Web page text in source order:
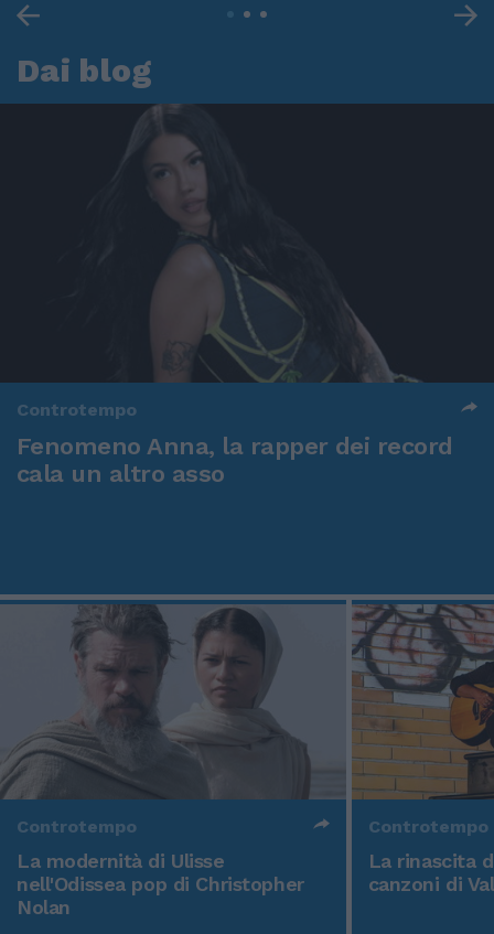
Dai blog
Controtempo
Fenomeno Anna, la rapper dei record
cala un altro asso
Controtempo
La modernità di Ulisse
nell'Odissea pop di Christopher
Nolan
Controtempo
La rinascita
canzoni di